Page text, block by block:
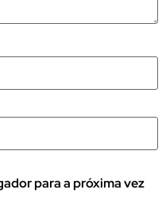
para a próxima vez